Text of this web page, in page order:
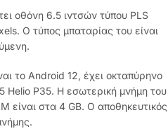
οθόνη 6.5 ιντσών τύπου PLS
Ο τύπος μπαταρίας του είναι
το Android 12, έχει οκταπύρηνο
P35. Η εσωτερική μνήμη του
είναι στα 4 GB. Ο αποθηκευτικός